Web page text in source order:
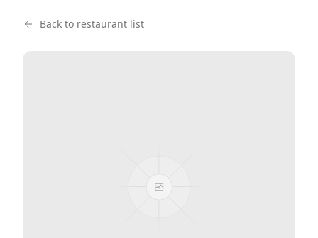
Back to restaurant list